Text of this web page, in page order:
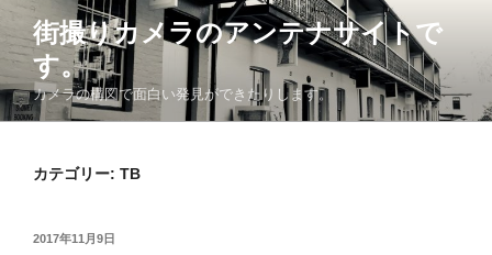
コ
ン
テ
ン
ツ
街撮りカメラのアンテナサイトで
す。
カメラの構図で面白い発見ができたりします。
カテゴリー: TB
投
2017年11月9日